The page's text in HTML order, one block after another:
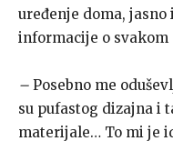
uređenje doma,
informacije o svakom
– Posebno me
su pufastog dizajna i
materijale… To mi je